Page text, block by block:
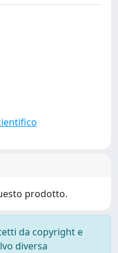
prodotto.
da copyright e
diversa